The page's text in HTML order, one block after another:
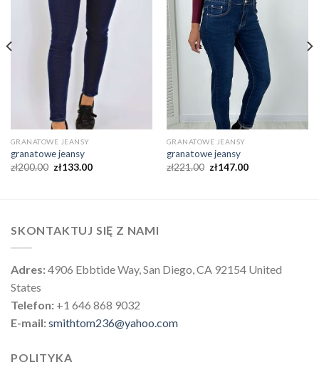
GRANATOWE JEANSY
granatowe jeansy
zł200.00 zł133.00
GRANATOWE JEANSY
granatowe jeansy
zł221.00 zł147.00
SKONTAKTUJ SIĘ Z NAMI
Adres:4906 Ebbtide Way, San Diego, CA 92154 United
States
Telefon: +1 646 868 9032
E-mail:smithtom236@yahoo.com
POLITYKA